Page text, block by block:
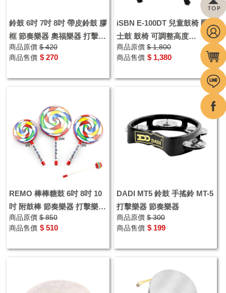
鈴鼓 6吋 7吋 8吋 帶皮鈴鼓 膠
框 節奏樂器 奧福樂器 打擊樂
器
商品原價 $ 420
商品售價 $ 270
iSBN E-100DT 兒童鼓椅 爵
士鼓 鼓椅 可調整高度
E100DT 兒童用
商品原價 $ 1,800
商品售價 $ 1,380
REMO 棒棒糖鼓 6吋 8吋 10
吋 附鼓棒 節奏樂器 打擊樂器
奧福樂器
商品原價 $ 850
商品售價 $ 510
DADI MT5 鈴鼓 手搖鈴 MT-5
打擊樂器 節奏樂器
商品原價 $ 300
商品售價 $ 199